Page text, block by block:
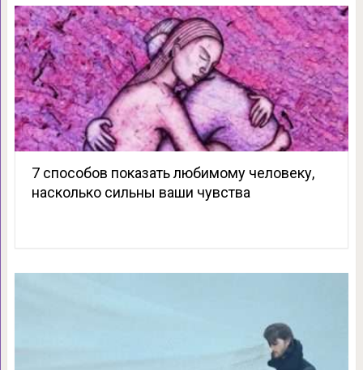
7 способов показать любимому человеку,
насколько сильны ваши чувства